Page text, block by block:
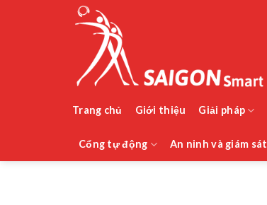
Trang chủ Giới thiệu Giải pháp
Cổng tự động An ninh và giám sát